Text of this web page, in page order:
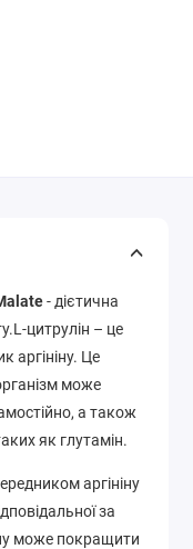
- дієтична
цитрулін – це
аргініну. Це
може
а також
як глутамін.
аргініну
за
може покращити